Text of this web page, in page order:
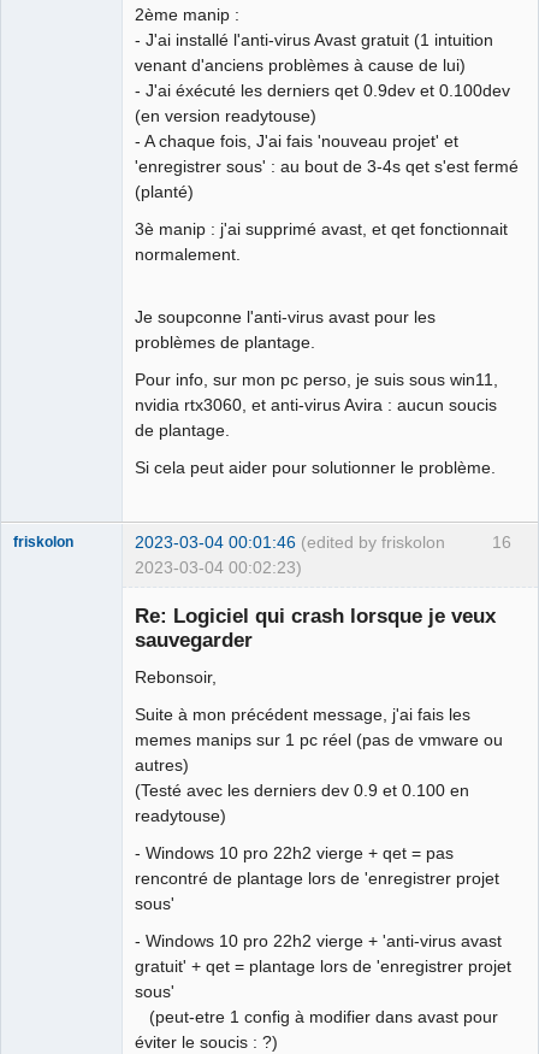
2ème manip :
- J'ai installé l'anti-virus Avast gratuit (1 intuition
venant d'anciens problèmes à cause de lui)
- J'ai éxécuté les derniers qet 0.9dev et 0.100dev
(en version readytouse)
- A chaque fois, J'ai fais 'nouveau projet' et
'enregistrer sous' : au bout de 3-4s qet s'est fermé
(planté)
3è manip : j'ai supprimé avast, et qet fonctionnait
normalement.
Je soupconne l'anti-virus avast pour les
problèmes de plantage.
Pour info, sur mon pc perso, je suis sous win11,
nvidia rtx3060, et anti-virus Avira : aucun soucis
de plantage.
Si cela peut aider pour solutionner le problème.
16
friskolon 2023-03-04 00:01:46 (edited by friskolon
2023-03-04 00:02:23)
Re: Logiciel qui crash lorsque je veux
sauvegarder
Rebonsoir,
Suite à mon précédent message, j'ai fais les
memes manips sur 1 pc réel (pas de vmware ou
autres)
(Testé avec les derniers dev 0.9 et 0.100 en
readytouse)
- Windows 10 pro 22h2 vierge + qet = pas
rencontré de plantage lors de 'enregistrer projet
sous'
- Windows 10 pro 22h2 vierge + 'anti-virus avast
gratuit' + qet = plantage lors de 'enregistrer projet
sous'
(peut-etre 1 config à modifier dans avast pour
éviter le soucis : ?)